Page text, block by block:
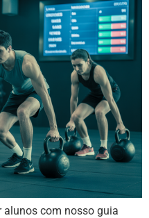
alunos com nosso guia